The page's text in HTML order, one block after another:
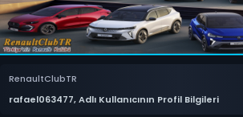
RenaultClubTR
rafael063477, Adlı Kullanıcının Profil Bilgileri